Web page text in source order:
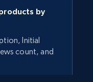
by
Initial
count, and